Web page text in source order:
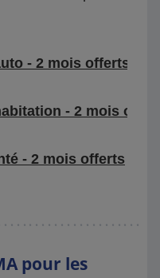
- 2 mois offerts
- 2 mois
- 2 mois offerts
pour les